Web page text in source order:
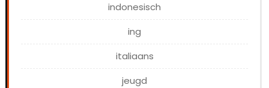
indonesisch
ing
italiaans
jeugd